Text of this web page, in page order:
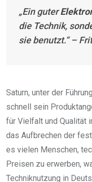
„Ein guter
die Technik,
sie benutzt.“ –
Saturn, unter der
schnell sein
für Vielfalt und Qualität
das Aufbrechen der
es vielen Menschen,
Preisen zu erwerben,
Techniknutzung in